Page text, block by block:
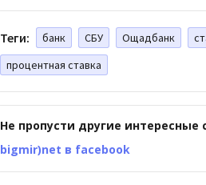
Теги: банк СБУ Ощадбанк
процентная ставка
Не пропусти другие
bigmir)net в facebook